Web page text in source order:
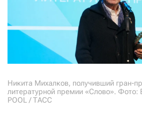
Никита Михалков, получивший гран-
литературной премии «Слово». Фото:
POOL / ТАСС